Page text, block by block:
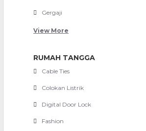
Gergaji
View More
RUMAH TANGGA
Cable Ties
Colokan Listrik
Digital Door Lock
Fashion